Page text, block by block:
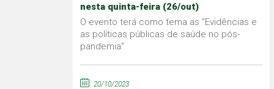
nesta quinta-feira (26/out)
O evento terá como tema as "Evidências e
as políticas públicas de saúde no pós-
pandemia"
20/10/2023